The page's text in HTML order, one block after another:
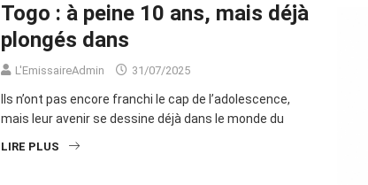
Togo : à peine 10 ans, mais déjà
plongés dans
L'EmissaireAdmin 31/07/2025
Ils n’ont pas encore franchi le cap de l’adolescence,
mais leur avenir se dessine déjà dans le monde du
LIRE PLUS